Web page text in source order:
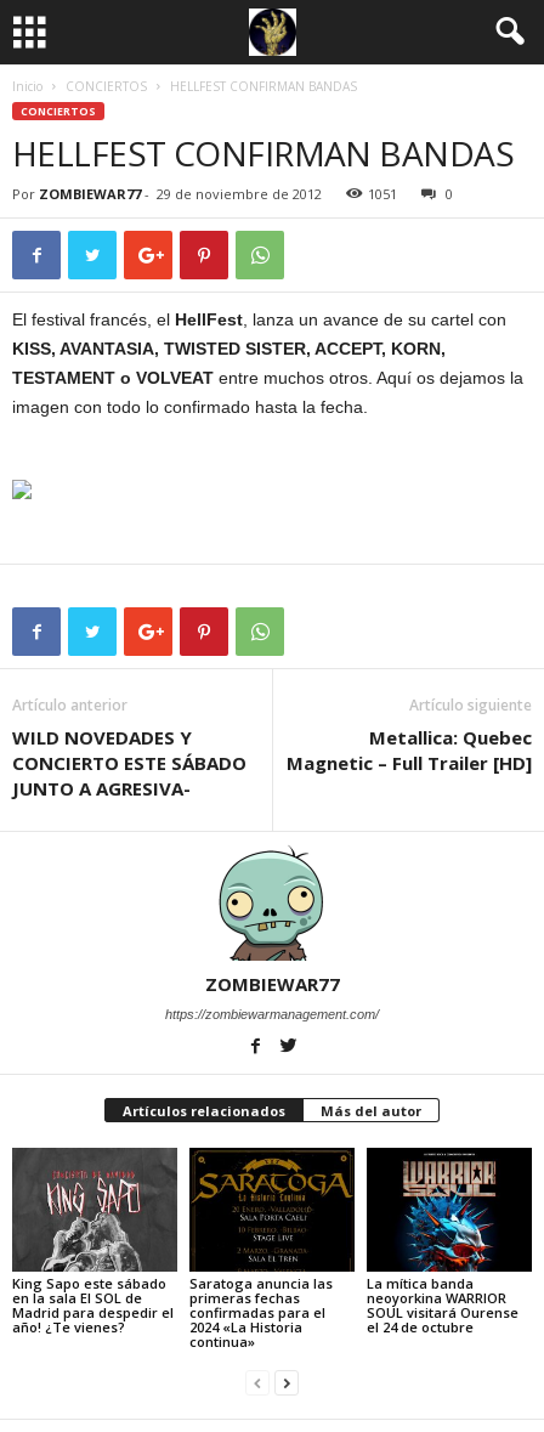
Inicio CONCIERTOS HELLFEST CONFIRMAN BANDAS
CONCIERTOS
HELLFEST CONFIRMAN BANDAS
Por ZOMBIEWAR77- 29 de noviembre de 2012 1051 0
El festival francés, el HellFest , lanza un avance de su cartel con
KISS, AVANTASIA, TWISTED SISTER, ACCEPT, KORN,
TESTAMENT o VOLVEAT entre muchos otros. Aquí os dejamos la
imagen con todo lo confirmado hasta la fecha.
Artículo anterior
WILD NOVEDADES Y
CONCIERTO ESTE SÁBADO
JUNTO A AGRESIVA-
Artículo siguiente
Metallica: Quebec
Magnetic – Full Trailer [HD]
ZOMBIEWAR77
https://zombiewarmanagement.com/
Artículos relacionados Más del autor
King Sapo este sábado
en la sala El SOL de
Madrid para despedir el
año! ¿Te vienes?
Saratoga anuncia las
primeras fechas
confirmadas para el
2024 «La Historia
continua»
La mítica banda
neoyorkina WARRIOR
SOUL visitará Ourense
el 24 de octubre